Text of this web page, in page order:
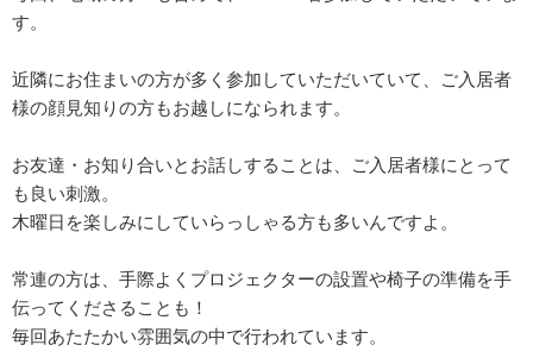
す。
近隣にお住まいの方が多く参加していただいていて、ご入居者
様の顔見知りの方もお越しになられます。
お友達・お知り合いとお話しすることは、ご入居者様にとって
も良い刺激。
木曜日を楽しみにしていらっしゃる方も多いんですよ。
常連の方は、手際よくプロジェクターの設置や椅子の準備を手
伝ってくださることも！
毎回あたたかい雰囲気の中で行われています。